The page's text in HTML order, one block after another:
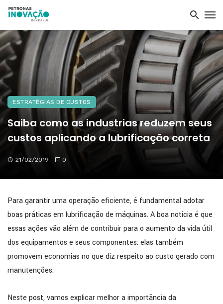
ESTRATÉGIAS DE CUSTOS
Saiba como as industrias reduzem seus
custos aplicando a lubrificação correta
21/02/2019 0
Para garantir uma operação eficiente, é fundamental adotar
boas práticas em lubrificação de máquinas. A boa notícia é que
essas ações vão além de contribuir para o aumento da vida útil
dos equipamentos e seus componentes: elas também
promovem economias no que diz respeito ao custo gerado com
manutenções.
Neste post, vamos explicar melhor a importância da